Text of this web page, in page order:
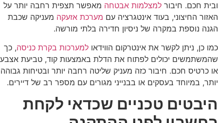
ובית חכם. חיבור למצלמות אבטחה מאפשר תצפית רחבה יותר על
האזור החיצוני, בעוד אינטגרציה עם מערכת אזעקה מעניקה שכבת
הגנה נוספת במקרה של ניסיון חדירה בלתי מורשה.
כמו כן, ניתן לקשר את אינטרקום הווידאו למערכות בקרת כניסה, כך
שהמשתמשים יכולים לפתוח את הדלת באמצעות קוד, טביעת אצבע
או כרטיס חכם. חיבור כזה מעניק שליטה רחבה יותר ובטיחות גבוהה
יותר, במיוחד בעסקים או בבנייני מגורים עם מספר רב של דיירים.
היבטים טכניים שכדאי לקחת